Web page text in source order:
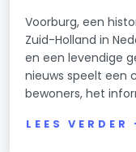
Voorburg, een
Zuid-Holland in
en een levendige
nieuws speelt een
bewoners, het
LEES VERDER